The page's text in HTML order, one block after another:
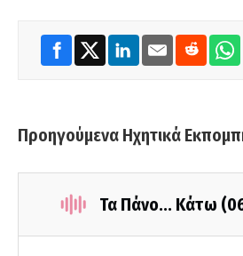
Προηγούμενα Ηχητικά
Τα Πάνο... Κάτω